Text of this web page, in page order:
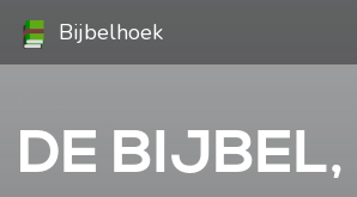
Bijbelhoek
DE BIJBEL,